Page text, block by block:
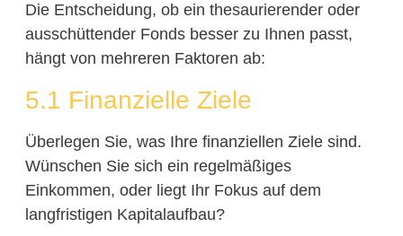
Die Entscheidung, ob ein thesaurierender oder
ausschüttender Fonds besser zu Ihnen passt,
hängt von mehreren Faktoren ab:
5.1 Finanzielle Ziele
Überlegen Sie, was Ihre finanziellen Ziele sind.
Wünschen Sie sich ein regelmäßiges
Einkommen, oder liegt Ihr Fokus auf dem
langfristigen Kapitalaufbau?